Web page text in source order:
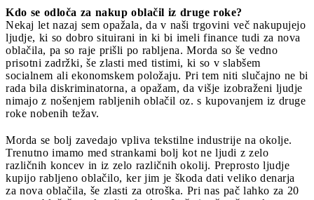
Kdo se odloča za nakup oblačil iz druge roke?
Nekaj let nazaj sem opažala, da v naši trgovini več nakupujejo
ljudje, ki so dobro situirani in ki bi imeli finance tudi za nova
oblačila, pa so raje prišli po rabljena. Morda so še vedno
prisotni zadržki, še zlasti med tistimi, ki so v slabšem
socialnem ali ekonomskem položaju. Pri tem niti slučajno ne bi
rada bila diskriminatorna, a opažam, da višje izobraženi ljudje
nimajo z nošenjem rabljenih oblačil oz. s kupovanjem iz druge
roke nobenih težav.
Morda se bolj zavedajo vpliva tekstilne industrije na okolje.
Trenutno imamo med strankami bolj kot ne ljudi z zelo
različnih koncev in iz zelo različnih okolij. Preprosto ljudje
kupijo rabljeno oblačilo, ker jim je škoda dati veliko denarja
za nova oblačila, še zlasti za otroška. Pri nas pač lahko za 20